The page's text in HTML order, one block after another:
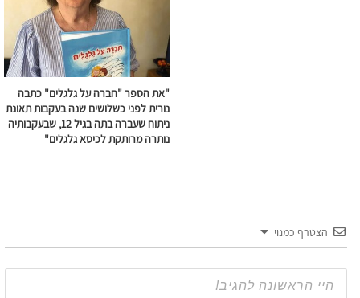
"את הספר "חברה על גלגלים" כתבה
נורית לפני כשלושים שנה בעקבות תאונת
ניתוח שעברה בתה בגיל 12, שבעקבותיה
נותרה מרותקת לכיסא גלגלים"
הצטרף כמנוי